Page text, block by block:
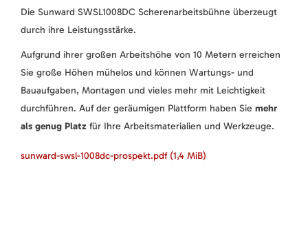
Die Sunward SWSL1008DC Scherenarbeitsbühne überzeugt
durch ihre Leistungsstärke.
Aufgrund ihrer großen Arbeitshöhe von 10 Metern erreichen
Sie große Höhen mühelos und können Wartungs- und
Bauaufgaben, Montagen und vieles mehr mit Leichtigkeit
durchführen. Auf der geräumigen Plattform haben Sie mehr
als genug Platz für Ihre Arbeitsmaterialien und Werkzeuge.
sunward-swsl-1008dc-prospekt.pdf (1,4 MiB)